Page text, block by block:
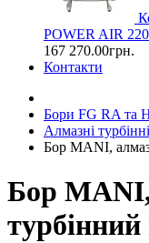
POWER AIR
167 270.00грн.
Контакти
Бори FG RA та
Алмазні
Бор MANI,
Бор